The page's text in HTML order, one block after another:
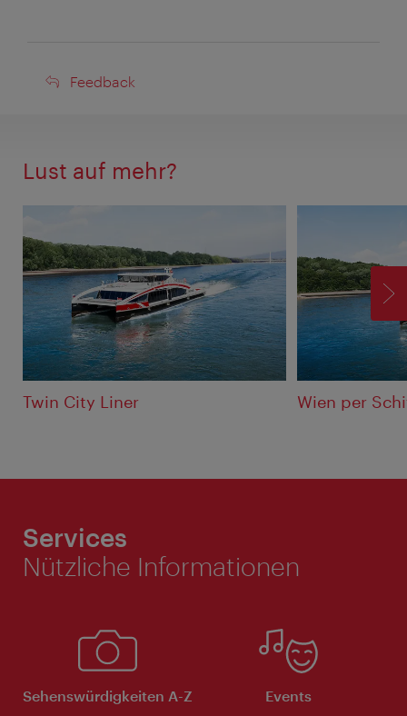
Feedback
Feedback
Lust auf mehr?
Twin City Liner Wien per
Services
Nützliche Informationen
Sehenswürdigkeiten A-Z Events